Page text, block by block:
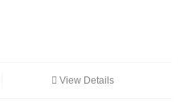
View Details